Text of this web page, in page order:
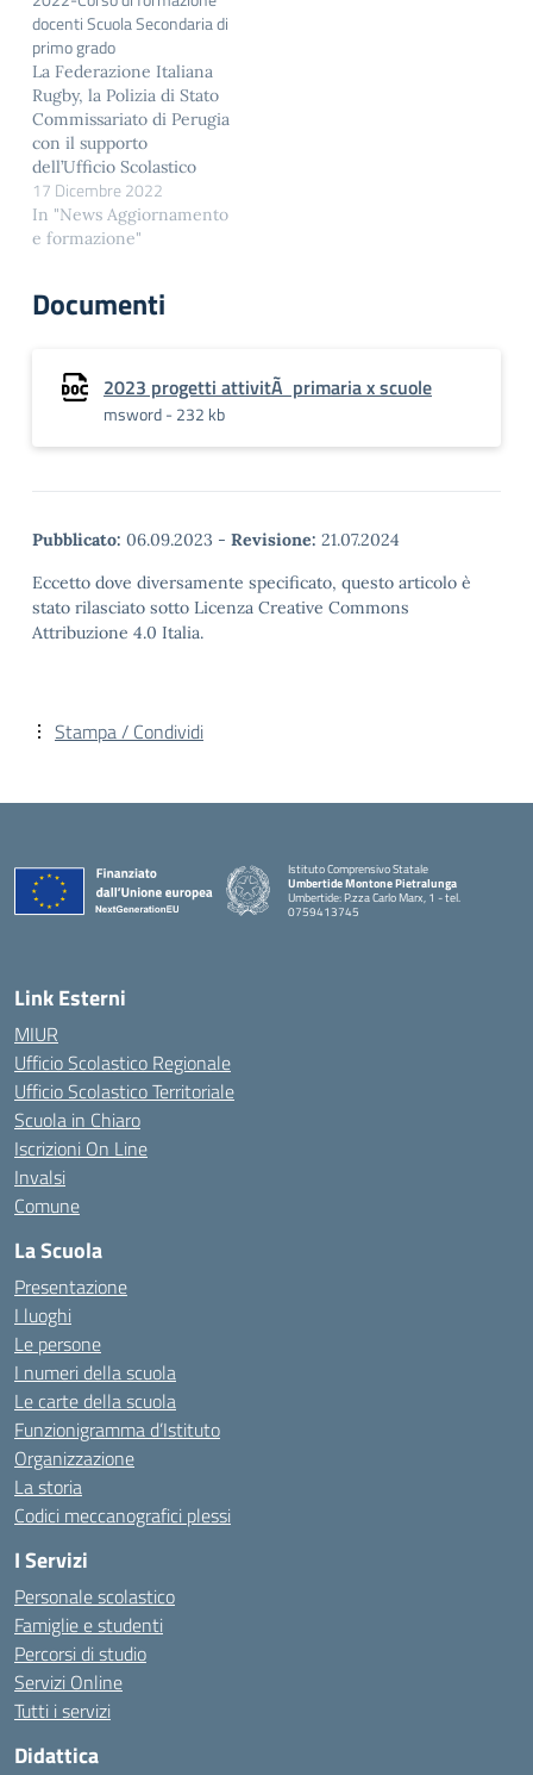
docenti Scuola Secondaria di
primo grado
La Federazione Italiana
Rugby, la Polizia di Stato
Commissariato di Perugia
con il supporto
dell’Ufficio Scolastico
Regionale per l’Umbria,
promuovono un corso di
formazione su “Bullismo
Secondaria di Primo
riservata ad un massimo
di n. 25 partecipanti,…
17 Dicembre 2022
In "News Aggiornamento
e formazione"
Documenti
2023 progetti attivitÃ primaria x scuole
msword - 232 kb
Pubblicato: 06.09.2023 - Revisione: 21.07.2024
Eccetto dove diversamente specificato, questo articolo è
stato rilasciato sotto Licenza Creative Commons
Attribuzione 4.0 Italia.
Stampa / Condividi
Istituto Comprensivo Statale
Umbertide Montone Pietralunga
Umbertide: P.zza Carlo Marx, 1 - tel.
0759413745
Link Esterni
MIUR
Ufficio Scolastico Regionale
Ufficio Scolastico Territoriale
Scuola in Chiaro
Iscrizioni On Line
Invalsi
Comune
La Scuola
Presentazione
I luoghi
Le persone
I numeri della scuola
Le carte della scuola
Funzionigramma d’Istituto
Organizzazione
La storia
Codici meccanografici plessi
I Servizi
Personale scolastico
Famiglie e studenti
Percorsi di studio
Servizi Online
Tutti i servizi
Didattica